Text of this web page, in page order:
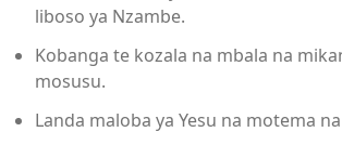
liboso ya Nzambe.
Kobanga te kozala na mbala na
mosusu.
Landa maloba ya Yesu na motema